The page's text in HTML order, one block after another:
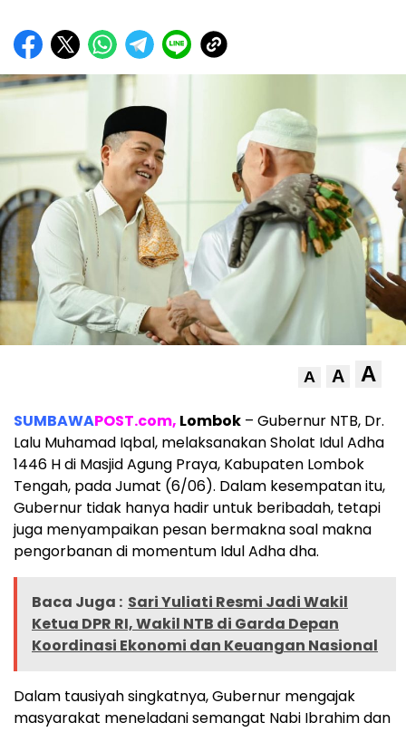
A A A
SUMBAWAPOST.com, Lombok – Gubernur NTB, Dr.
Lalu Muhamad Iqbal, melaksanakan Sholat Idul Adha
1446 H di Masjid Agung Praya, Kabupaten Lombok
Tengah, pada Jumat (6/06). Dalam kesempatan itu,
Gubernur tidak hanya hadir untuk beribadah, tetapi
juga menyampaikan pesan bermakna soal makna
pengorbanan di momentum Idul Adha dha.
Baca Juga : Sari Yuliati Resmi Jadi Wakil
Ketua DPR RI, Wakil NTB di Garda Depan
Koordinasi Ekonomi dan Keuangan Nasional
Dalam tausiyah singkatnya, Gubernur mengajak
masyarakat meneladani semangat Nabi Ibrahim dan